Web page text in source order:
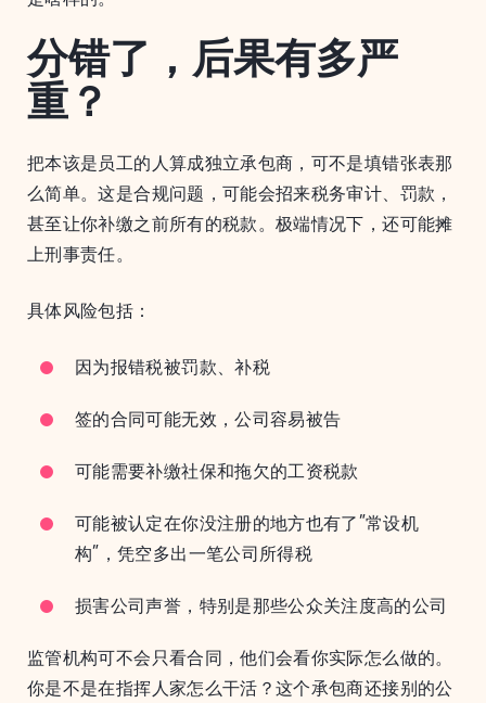
分错了，后果有多严
重？
把本该是员工的人算成独立承包商，可不是填错张表那
么简单。这是合规问题，可能会招来税务审计、罚款，
甚至让你补缴之前所有的税款。极端情况下，还可能摊
上刑事责任。
具体风险包括：
因为报错税被罚款、补税
签的合同可能无效，公司容易被告
可能需要补缴社保和拖欠的工资税款
可能被认定在你没注册的地方也有了”常设机
构”，凭空多出一笔公司所得税
损害公司声誉，特别是那些公众关注度高的公司
监管机构可不会只看合同，他们会看你实际怎么做的。
你是不是在指挥人家怎么干活？这个承包商还接别的公